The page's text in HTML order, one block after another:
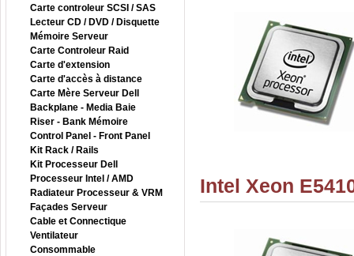
Carte controleur SCSI / SAS
Lecteur CD / DVD / Disquette
Mémoire Serveur
Carte Controleur Raid
Carte d'extension
Carte d'accès à distance
Carte Mère Serveur Dell
Backplane - Media Baie
Riser - Bank Mémoire
Control Panel - Front Panel
Kit Rack / Rails
Kit Processeur Dell
Processeur Intel / AMD
Radiateur Processeur & VRM
Façades Serveur
Cable et Connectique
Ventilateur
Consommable
Intel Xeon